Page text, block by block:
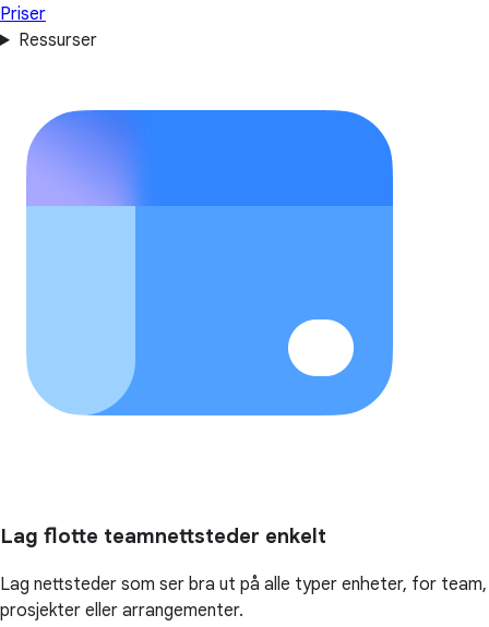
Priser
Ressurser
Lag flotte teamnettsteder enkelt
Lag nettsteder som ser bra ut på alle typer enheter, for team,
prosjekter eller arrangementer.